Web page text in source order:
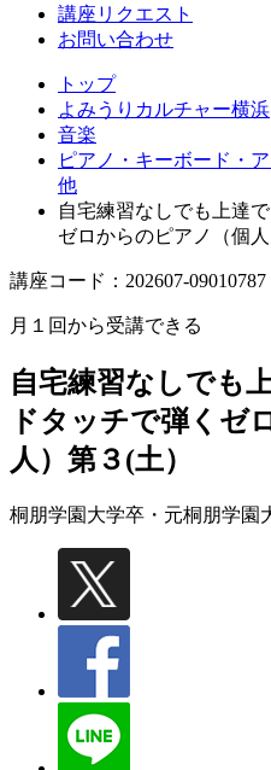
講座リクエスト
お問い合わせ
トップ
よみうりカルチャー横浜
音楽
ピアノ・キーボード・
他
自宅練習なしでも上達
ゼロからのピアノ（個人
講座コード：202607-
月１回から受講できる
自宅練習なしでも
ドタッチで弾くゼ
人）第３(土）
桐朋学園大学卒・元桐朋学園